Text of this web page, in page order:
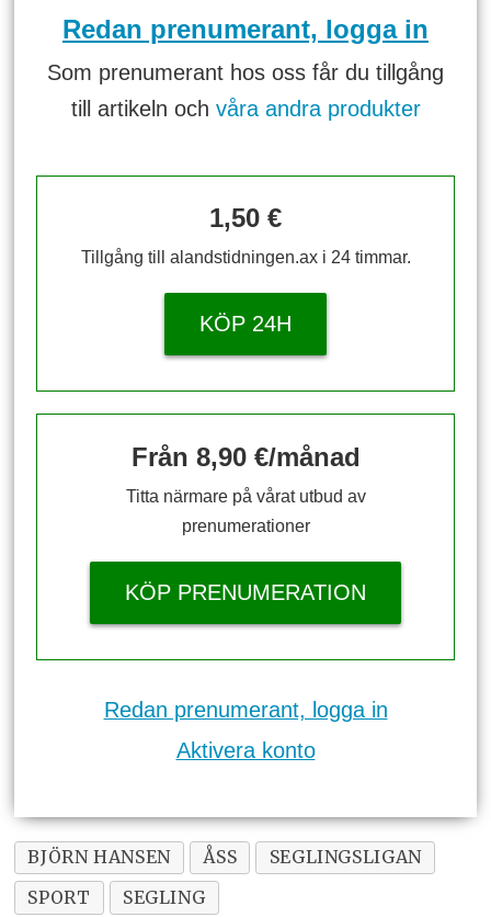
Redan prenumerant, logga in
Som prenumerant hos oss får du tillgång
till artikeln och våra andra produkter
1,50 €
Tillgång till alandstidningen.ax i 24 timmar.
KÖP 24H
Från 8,90 €/månad
Titta närmare på vårat utbud av
prenumerationer
KÖP PRENUMERATION
Redan prenumerant, logga in
Aktivera konto
BJÖRN HANSEN ÅSS
SEGLINGSLIGAN
SPORT
SEGLING